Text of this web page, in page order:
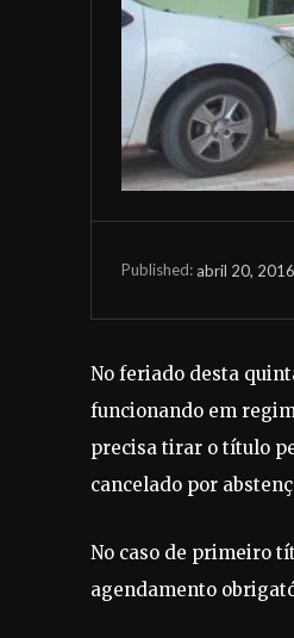
Published: abril 20, 2016
No feriado desta
funcionando em
precisa tirar o título
cancelado por
No caso de primeiro
agendamento